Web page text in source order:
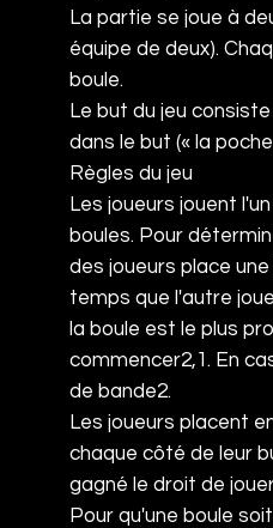
La partie se joue à
équipe de deux).
boule.
Le but du jeu
dans le but (« la
Règles du jeu
Les joueurs jouent
boules. Pour
des joueurs place
temps que l'autre
la boule est le plus
commencer2,1 . En
de bande2.
Les joueurs placent
chaque côté de leur
gagné le droit de
Pour qu'une boule